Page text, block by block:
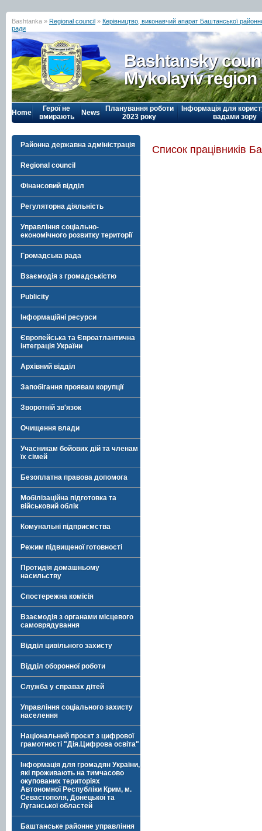
Bashtanka » Regional council » Керівництво, виконавчий апарат Баштанської
ради
Bashtansky
Mykolayiv region
Home
Герої не
вмирають
News
Планування роботи
2023 року
Інформація для
вадами зору
Районна державна адміністрація
Regional council
Фінансовий відділ
Регуляторна діяльність
Управління соціально-
економічного розвитку території
Громадська рада
Взаємодія з громадськістю
Publicity
Інформаційні ресурси
Європейська та Євроатлантична
інтеграція України
Архівний відділ
Запобігання проявам корупції
Зворотній зв'язок
Очищення влади
Учасникам бойових дій та членам
їх сімей
Безоплатна правова допомога
Мобілізаційна підготовка та
військовий облік
Комунальні підприємства
Режим підвищеної готовності
Протидія домашньому
насильству
Спостережна комісія
Взаємодія з органами місцевого
самоврядування
Відділ цивільного захисту
Відділ оборонної роботи
Служба у справах дітей
Управління соціального захисту
населення
Національний проєкт з цифрової
грамотності "Дія.Цифрова освіта"
Інформація для громадян України,
які проживають на тимчасово
окупованих територіях
Автономної Республіки Крим, м.
Севастополя, Донецької та
Луганської областей
Баштанське районне управління
Список працівників